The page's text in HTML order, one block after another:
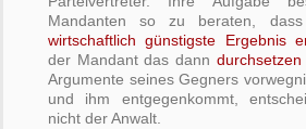
Mandanten so zu beraten,
wirtschaftlich günstigste Ergebnis
der Mandant das dann durchsetzen
Argumente seines Gegners
und ihm entgegenkommt,
nicht der Anwalt.